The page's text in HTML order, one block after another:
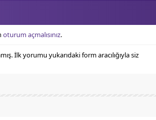
oturum açmalısınız.
İlk yorumu yukarıdaki form aracılığıyla siz